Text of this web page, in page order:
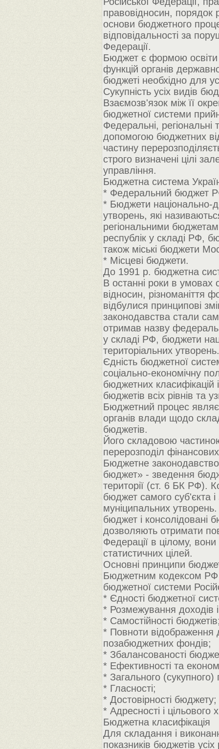
правовідносин, порядок
основи бюджетного
відповідальності за
Федерації.
Бюджет є формою освіти
функцій органів
бюджеті необхідно для
Сукупність усіх видів
Взаємозв'язок між її
бюджетної системи
Федеральні, регіональні
допомогою бюджетних
частину
строго визначені цілі
управління.
Бюджетна система
* Федеральний бюджет
* Бюджети національно-
утворень, які
регіональними
республік у складі РФ,
також міські бюджети
* Місцеві бюджети.
До 1991 р. бюджетна
В останні роки в умовах
відносин, різноманіття
відбулися принципові
законодавства стали
отримав назву
у складі РФ, бюджети
територіальних утворень.
Єдність бюджетної
соціально-економічну
бюджетних класифікацій
бюджетів всіх рівнів та
Бюджетний процес
органів влади щодо
бюджетів.
Його складовою
перерозподіл
Бюджетне законодавство
бюджет» - зведення
території (ст. 6 БК РФ).
бюджет самого суб'єкта
муніципальних
бюджет і консолідовані
дозволяють отримати
Федерації в цілому,
статистичних цілей.
Основні принципи
Бюджетним кодексом РФ
бюджетної системи
* Єдності бюджетної
* Розмежування доходів
* Самостійності
* Повноти відображення
позабюджетних фондів;
* Збалансованості
* Ефективності та
* Загального
* Гласності;
* Достовірності бюджету;
* Адресності і
Бюджетна класифікація
Для складання і
показників бюджетів